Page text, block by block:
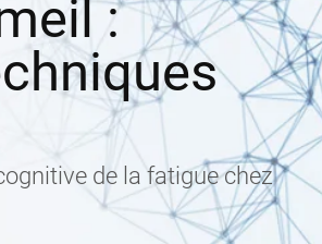
:
de la fatigue chez